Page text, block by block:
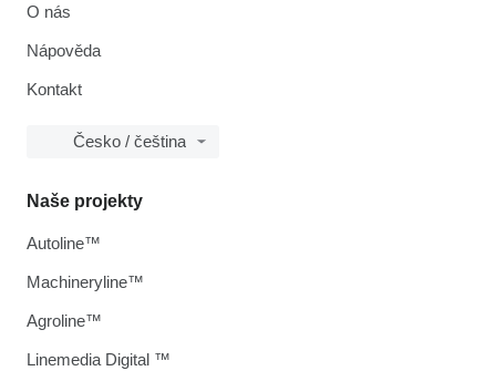
O nás
Nápověda
Kontakt
Česko / čeština
Naše projekty
Autoline™
Machineryline™
Agroline™
Linemedia Digital ™